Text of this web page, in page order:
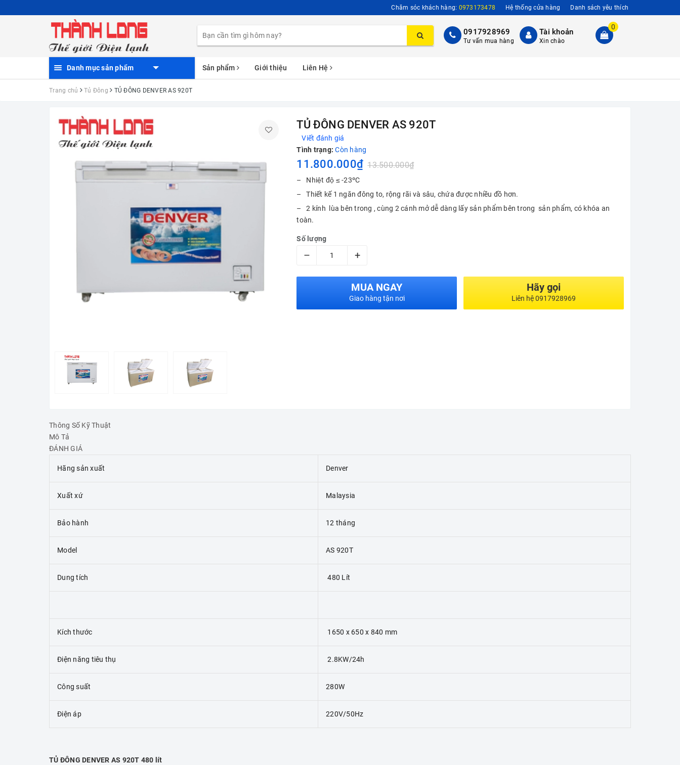
Chăm sóc khách hàng: 0973173478 Hệ thống cửa hàng Danh sách yêu thích
0917928969
Tư vấn mua hàng
Tài khoản
Xin chào
0
Danh mục sản phẩm Sản phẩm Giới thiệu Liên Hệ
Trang chủ Tủ Đông TỦ ĐÔNG DENVER AS 920T
TỦ ĐÔNG DENVER AS 920T
Viết đánh giá
Tình trạng: Còn hàng
11.800.000₫ 13.500.000₫
– Nhiệt độ ≤ -23ºC
– Thiết kế 1 ngăn đông to, rộng rãi và sâu, chứa được nhiều đồ hơn.
– 2 kính lùa bên trong , cùng 2 cánh mở dễ dàng lấy sản phẩm bên trong sản phẩm, có khóa an
toàn.
Số lượng
– +
MUA NGAY
Giao hàng tận nơi
Hãy gọi
Liên hệ 0917928969
Thông Số Kỹ Thuật
Mô Tả
ĐÁNH GIÁ
Hãng sản xuất Denver
Xuất xứ Malaysia
Bảo hành 12 tháng
Model AS 920T
Dung tích 480 Lít
Kích thước 1650 x 650 x 840 mm
Điện năng tiêu thụ 2.8KW/24h
Công suất 280W
Điện áp 220V/50Hz
TỦ ĐÔNG DENVER AS 920T 480 lít